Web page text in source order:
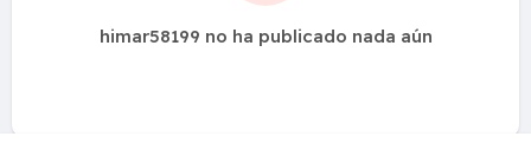
himar58199 no ha publicado nada aún